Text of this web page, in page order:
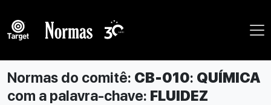
Normas do comitê: CB-010: QUÍMICA
com a palavra-chave: FLUIDEZ